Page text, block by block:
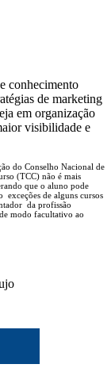
conhecimento
de marketing
em organização
visibilidade e
do Conselho Nacional de
(TCC) não é mais
que o aluno pode
de alguns cursos
da profissão
modo facultativo ao